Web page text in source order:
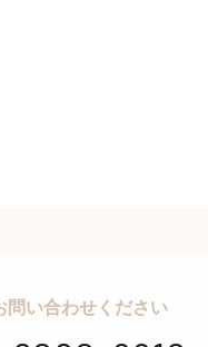
問い合わせください